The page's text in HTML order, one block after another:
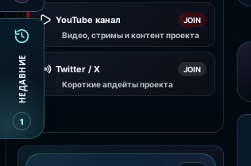
YouTube канал JOIN
Видео, стримы и контент проекта
Twitter / X JOIN
Короткие апдейты проекта
НЕДАВНИЕ
1